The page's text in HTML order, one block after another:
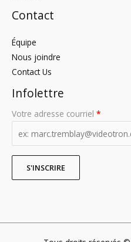
Contact
Équipe
Nous joindre
Contact Us
Infolettre
Votre adresse courriel *